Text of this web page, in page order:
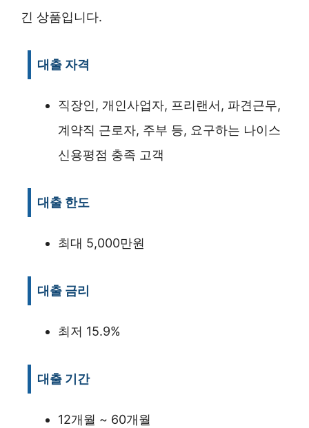
긴 상품입니다.
대출 자격
직장인, 개인사업자, 프리랜서, 파견근무,
계약직 근로자, 주부 등, 요구하는 나이스
신용평점 충족 고객
대출 한도
최대 5,000만원
대출 금리
최저 15.9%
대출 기간
12개월 ~ 60개월